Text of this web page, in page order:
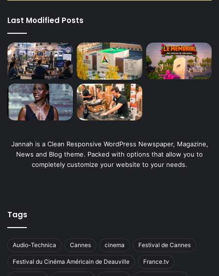
Last Modified Posts
Jannah is a Clean Responsive WordPress Newspaper, Magazine,
News and Blog theme. Packed with options that allow you to
completely customize your website to your needs.
Tags
Audio-Technica Cannes cinema Festival de Cannes
Festival du Cinéma Américain de Deauville France.tv